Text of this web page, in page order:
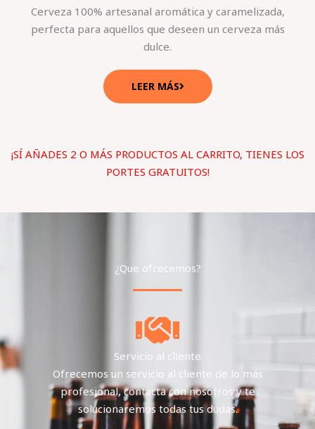
Cerveza 100% artesanal aromática y caramelizada,
perfecta para aquellos que deseen un cerveza más
dulce.
LEER MÁS
¡SÍ AÑADES 2 O MÁS PRODUCTOS AL CARRITO, TIENES LOS
PORTES GRATUITOS!
¿Que ofrecemos?
Servicio al cliente
Ofrecemos un servicio al cliente de lo más
profesional, contacta con nosotros y te
solucionaremos todas tus dudas.